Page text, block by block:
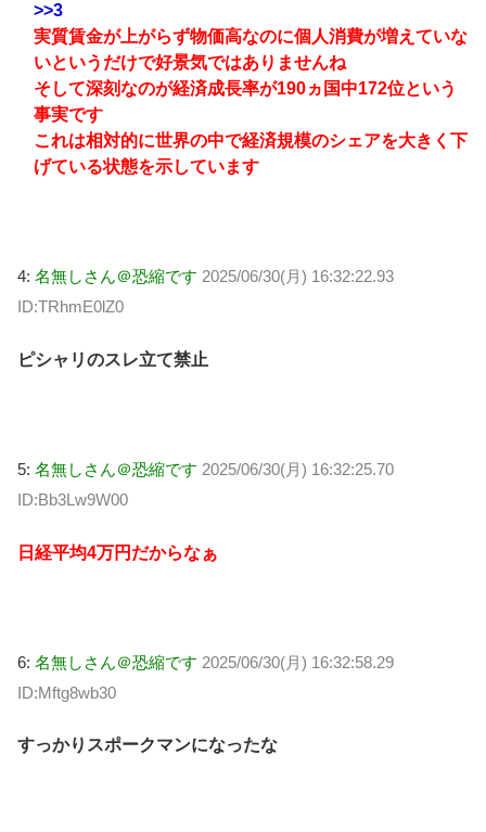
>>3
実質賃金が上がらず物価高なのに個人消費が増えていな
いというだけで好景気ではありませんね
そして深刻なのが経済成長率が190ヵ国中172位という
事実です
これは相対的に世界の中で経済規模のシェアを大きく下
げている状態を示しています
4: 名無しさん＠恐縮です 2025/06/30(月) 16:32:22.93
ID:TRhmE0lZ0
ピシャリのスレ立て禁止
5: 名無しさん＠恐縮です 2025/06/30(月) 16:32:25.70
ID:Bb3Lw9W00
日経平均4万円だからなぁ
6: 名無しさん＠恐縮です 2025/06/30(月) 16:32:58.29
ID:Mftg8wb30
すっかりスポークマンになったな